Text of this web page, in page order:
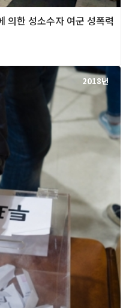
한 성소수자 여군 성폭력
2018년